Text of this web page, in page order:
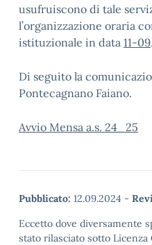
usufruiscono di tale
l’organizzazione oraria
istituzionale in data 11-09.
Di seguito la
Pontecagnano Faiano.
Avvio Mensa a.s. 24_25
Pubblicato: 12.09.2024 -
Eccetto dove diversamente
stato rilasciato sotto Licenza